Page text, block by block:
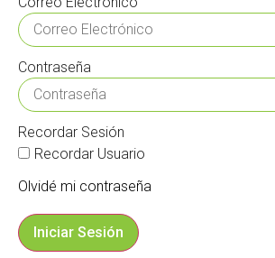
Contraseña
Recordar Sesión
Recordar Usuario
Olvidé mi contraseña
Iniciar Sesión